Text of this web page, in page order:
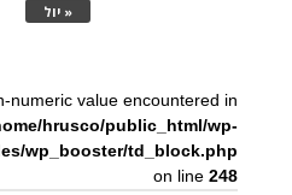
« יול
numeric value encountered in
hrusco/public_html/wp-
wp_booster/td_block.php
on line248